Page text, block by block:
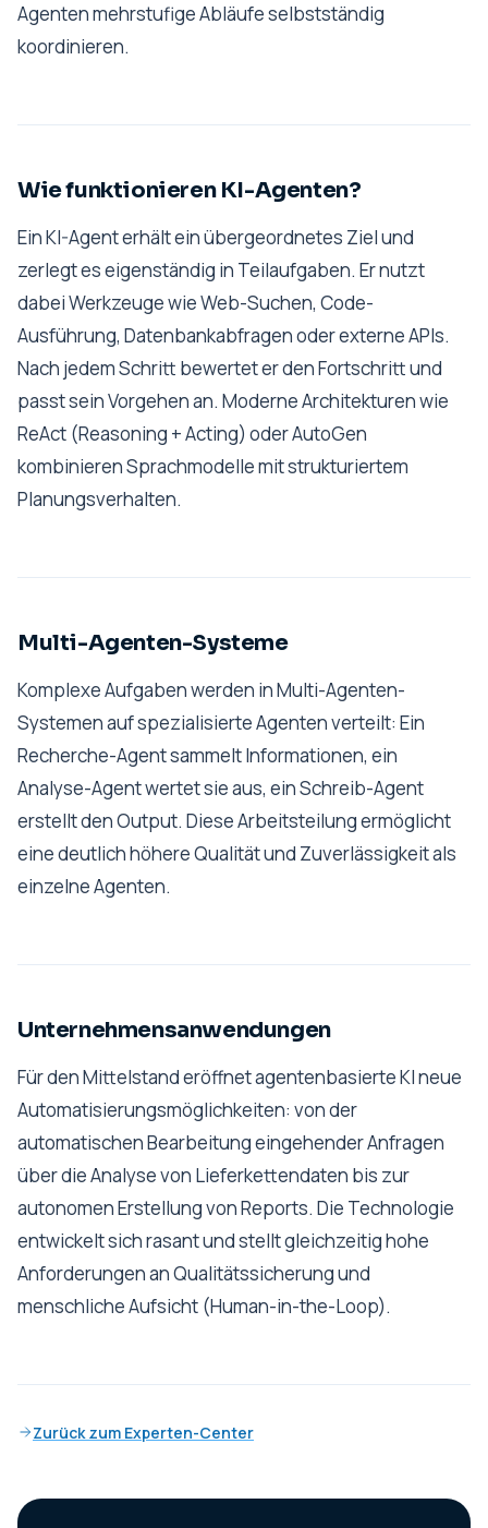
Agenten mehrstufige Abläufe selbstständig
koordinieren.
Wie funktionieren KI-Agenten?
Ein KI-Agent erhält ein übergeordnetes Ziel und
zerlegt es eigenständig in Teilaufgaben. Er nutzt
dabei Werkzeuge wie Web-Suchen, Code-
Ausführung, Datenbankabfragen oder externe APIs.
Nach jedem Schritt bewertet er den Fortschritt und
passt sein Vorgehen an. Moderne Architekturen wie
ReAct (Reasoning + Acting) oder AutoGen
kombinieren Sprachmodelle mit strukturiertem
Planungsverhalten.
Multi-Agenten-Systeme
Komplexe Aufgaben werden in Multi-Agenten-
Systemen auf spezialisierte Agenten verteilt: Ein
Recherche-Agent sammelt Informationen, ein
Analyse-Agent wertet sie aus, ein Schreib-Agent
erstellt den Output. Diese Arbeitsteilung ermöglicht
eine deutlich höhere Qualität und Zuverlässigkeit als
einzelne Agenten.
Unternehmensanwendungen
Für den Mittelstand eröffnet agentenbasierte KI neue
Automatisierungsmöglichkeiten: von der
automatischen Bearbeitung eingehender Anfragen
über die Analyse von Lieferkettendaten bis zur
autonomen Erstellung von Reports. Die Technologie
entwickelt sich rasant und stellt gleichzeitig hohe
Anforderungen an Qualitätssicherung und
menschliche Aufsicht (Human-in-the-Loop).
Zurück zum Experten-Center